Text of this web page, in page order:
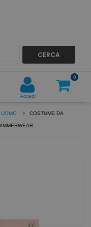
CERCA
0
Accedi
COSTUME DA